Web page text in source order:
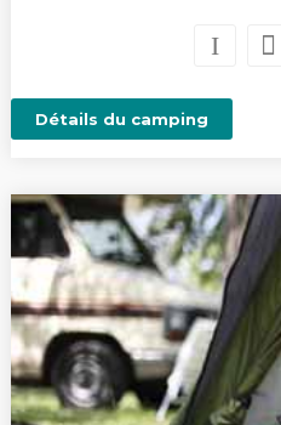
Détails du camping